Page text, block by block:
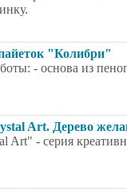
"Колибри"
- основа из
Art. Дерево
Art" - серия